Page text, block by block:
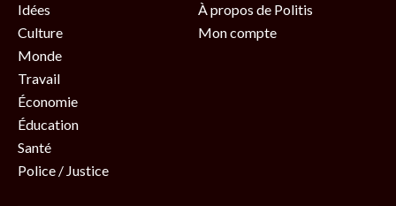
Idées
Culture
Monde
Travail
Économie
Éducation
Santé
Police / Justice
À propos de Politis
Mon compte